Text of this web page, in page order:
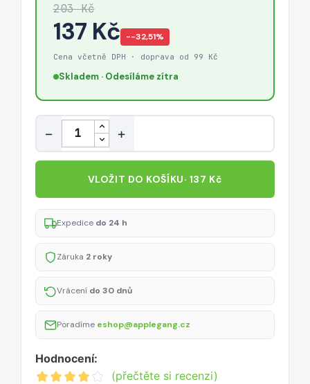
203 Kč
137 Kč −-32,51%
Cena včetně DPH · doprava od 99 Kč
Skladem · Odesíláme zítra
Množství
− +
VLOŽIT DO KOŠÍKU· 137 Kč
Expedice do 24 h
Záruka 2 roky
Vrácení do 30 dnů
Poradíme eshop@applegang.cz
Hodnocení:
(přečtěte si recenzi)